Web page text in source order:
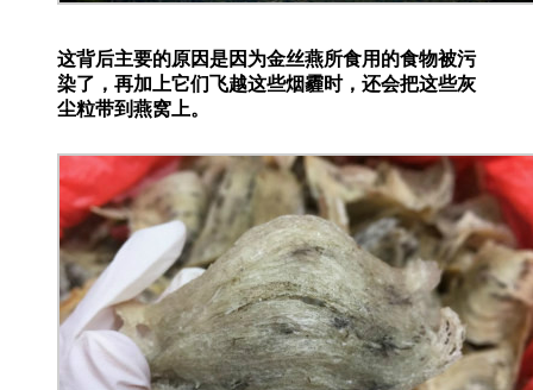
这背后主要的原因是因为金丝燕所食用的食物被污
染了，再加上它们飞越这些烟霾时，还会把这些灰
尘粒带到燕窝上。